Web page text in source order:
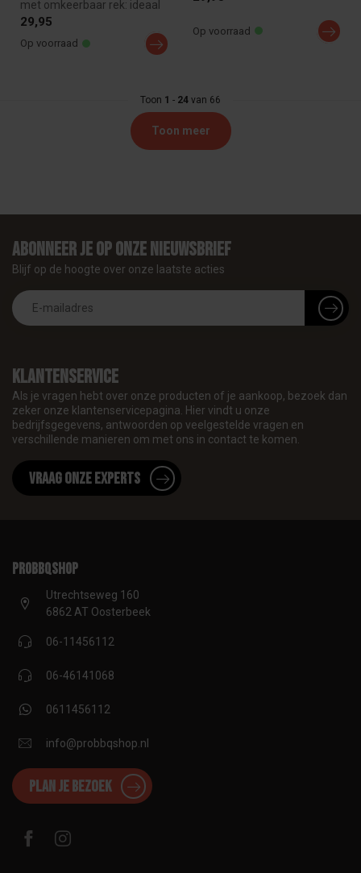
met omkeerbaar rek: ideaal
voor barbecue en oven.
29,95
Op voorraad
Op voorraad
Toon 1 - 24 van 66
Toon meer
Klantenservice
Als je vragen hebt over onze producten of je aankoop, bezoek dan
zeker onze klantenservicepagina. Hier vindt u onze
bedrijfsgegevens, antwoorden op veelgestelde vragen en
verschillende manieren om met ons in contact te komen.
Vraag onze experts
Abonneer je op onze nieuwsbrief
Blijf op de hoogte over onze laatste acties
proBBQshop
Utrechtseweg 160
6862 AT Oosterbeek
06-11456112
06-46141068
0611456112
info@probbqshop.nl
Plan je bezoek